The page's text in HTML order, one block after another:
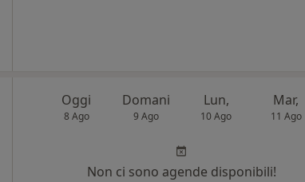
Oggi
8 Ago
Domani
9 Ago
Lun,
10 Ago
Mar,
11 Ago
Non ci sono agende disponibili!